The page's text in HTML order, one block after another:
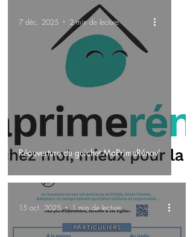
Réouverture du guichet MaPrimeRénov’
7 déc. 2025 2 min de lecture
15 oct. 2025 1 min de lecture